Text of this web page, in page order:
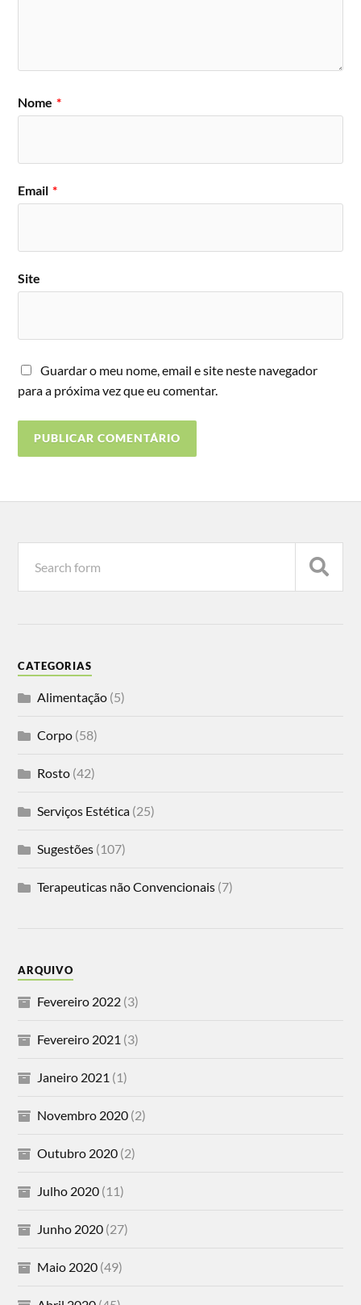
Nome *
Email *
Site
Guardar o meu nome, email e site neste navegador
para a próxima vez que eu comentar.
CATEGORIAS
Alimentação (5)
Corpo (58)
Rosto (42)
Serviços Estética (25)
Sugestões (107)
Terapeuticas não Convencionais (7)
ARQUIVO
Fevereiro 2022 (3)
Fevereiro 2021 (3)
Janeiro 2021 (1)
Novembro 2020 (2)
Outubro 2020 (2)
Julho 2020 (11)
Junho 2020 (27)
Maio 2020 (49)